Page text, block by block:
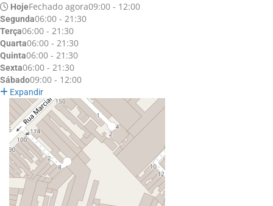
HojeFechado agora09:00 - 12:00
Segunda06:00 - 21:30
Terça06:00 - 21:30
Quarta06:00 - 21:30
Quinta06:00 - 21:30
Sexta06:00 - 21:30
Sábado09:00 - 12:00
Expandir